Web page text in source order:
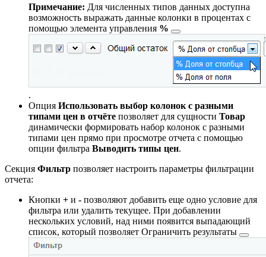
Примечание: Для численных типов данных доступна
возможность выражать данные колонки в процентах с
помощью элемента управления %
.
Опция Использовать выбор колонок с разными
типами цен в отчёте позволяет для сущности Товар
динамически формировать набор колонок с разными
типами цен прямо при просмотре отчета с помощью
опции фильтра Выводить типы цен.
Секция Фильтр позволяет настроить параметры фильтрации
отчета:
Кнопки + и - позволяют добавить еще одно условие для
фильтра или удалить текущее. При добавлении
нескольких условий, над ними появится выпадающий
список, который позволяет Ограничить результаты